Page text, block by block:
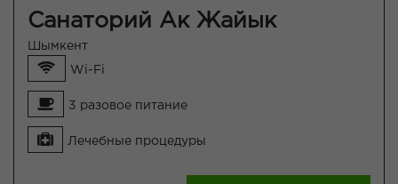
Санаторий Ак Жайык
Шымкент
Wi-Fi
3 разовое питание
Лечебные процедуры